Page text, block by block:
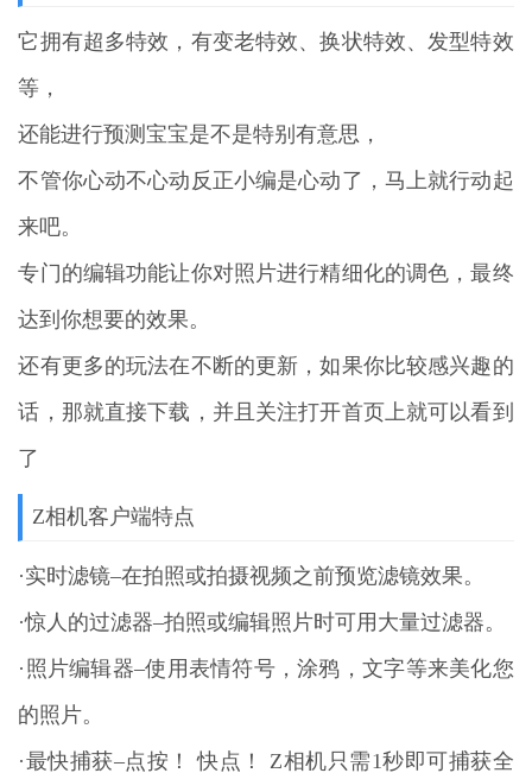
它拥有超多特效，有变老特效、换状特效、发型特效
等，
还能进行预测宝宝是不是特别有意思，
不管你心动不心动反正小编是心动了，马上就行动起
来吧。
专门的编辑功能让你对照片进行精细化的调色，最终
达到你想要的效果。
还有更多的玩法在不断的更新，如果你比较感兴趣的
话，那就直接下载，并且关注打开首页上就可以看到
了
Z相机客户端特点
·实时滤镜–在拍照或拍摄视频之前预览滤镜效果。
·惊人的过滤器–拍照或编辑照片时可用大量过滤器。
·照片编辑器–使用表情符号，涂鸦，文字等来美化您
的照片。
·最快捕获–点按！ 快点！ Z相机只需1秒即可捕获全